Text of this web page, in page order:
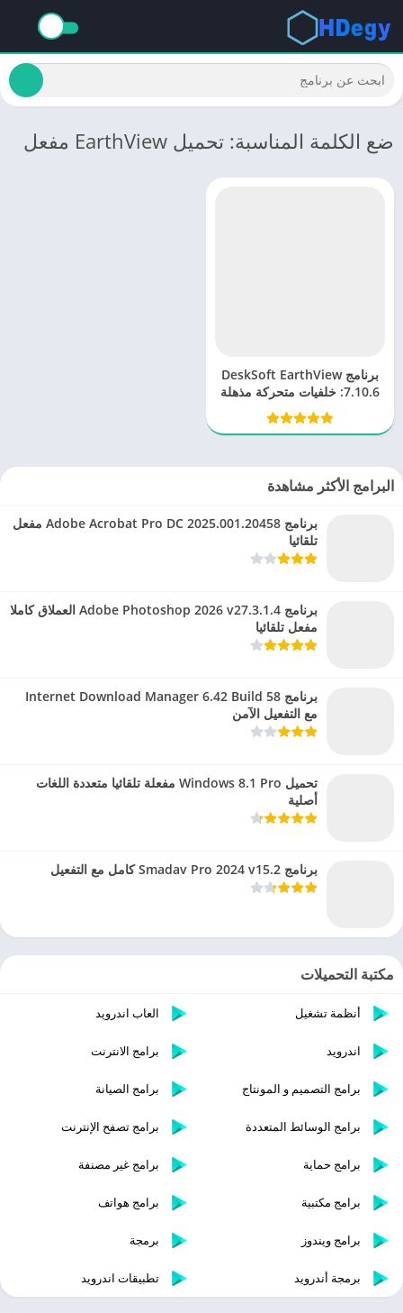
ضع الكلمة المناسبة: تحميل EarthView مفعل
برنامج DeskSoft EarthView
7.10.6: خلفيات متحركة مذهلة
للكمبيوتر
البرامج الأكثر مشاهدة
برنامج Adobe Acrobat Pro DC 2025.001.20458 مفعل
تلقائيا
برنامج Adobe Photoshop 2026 v27.3.1.4 العملاق كاملا
مفعل تلقائيا
برنامج Internet Download Manager 6.42 Build 58
مع التفعيل الآمن
تحميل Windows 8.1 Pro مفعلة تلقائيا متعددة اللغات
أصلية
برنامج Smadav Pro 2024 v15.2 كامل مع التفعيل
مكتبة التحميلات
أنظمة تشغيل العاب اندرويد
اندرويد برامج الانترنت
برامج التصميم و المونتاج برامج الصيانة
برامج الوسائط المتعددة برامج تصفح الإنترنت
برامج حماية برامج غير مصنفة
برامج مكتبية برامج هواتف
برامج ويندوز برمجة
برمجة أندرويد تطبيقات اندرويد